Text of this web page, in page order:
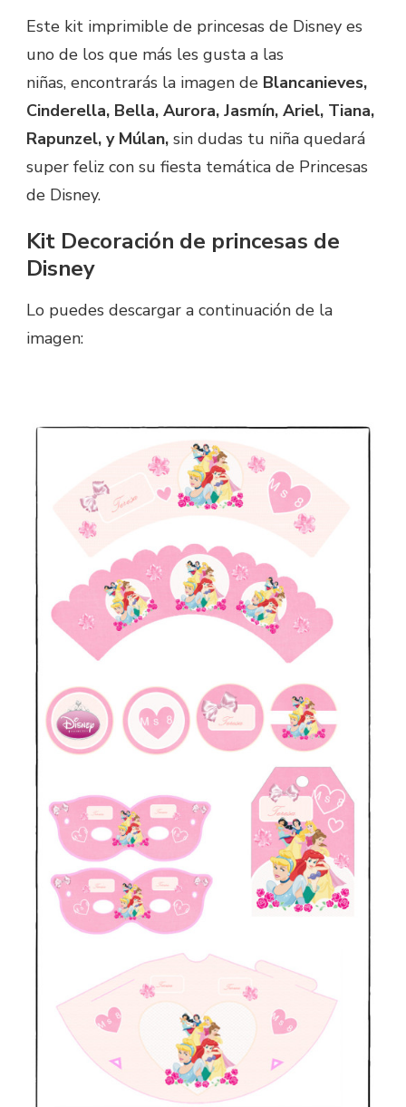
Este kit imprimible de princesas de Disney es
uno de los que más les gusta a las
niñas, encontrarás la imagen de Blancanieves,
Cinderella, Bella, Aurora, Jasmín, Ariel, Tiana,
Rapunzel, y Múlan, sin dudas tu niña quedará
super feliz con su fiesta temática de Princesas
de Disney.
Kit Decoración de princesas de
Disney
Lo puedes descargar a continuación de la
imagen: